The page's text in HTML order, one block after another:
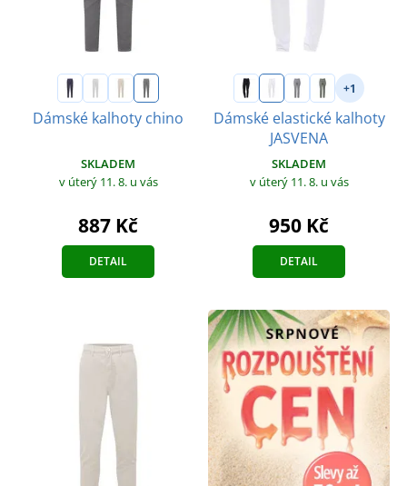
Dámské kalhoty chino
SKLADEM
v úterý 11. 8. u vás
887 Kč
DETAIL
+1
Dámské elastické kalhoty
JASVENA
SKLADEM
v úterý 11. 8. u vás
950 Kč
DETAIL